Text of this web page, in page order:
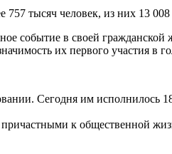
757 тысяч человек, из них 13
событие в своей
их первого участия в
Сегодня им исполнилось
к общественной